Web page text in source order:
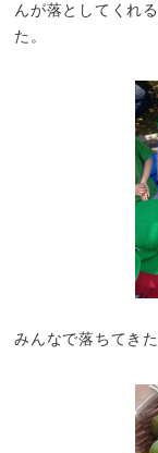
んが落としてくれ
た。
みんなで落ちてき